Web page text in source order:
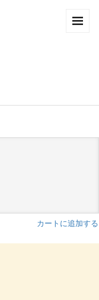
カートに追加する